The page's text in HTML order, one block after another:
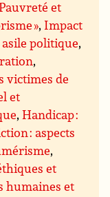
et
», Impact
asile politique,
,
victimes de
et
,Handicap :
: aspects
,
et
humaines et